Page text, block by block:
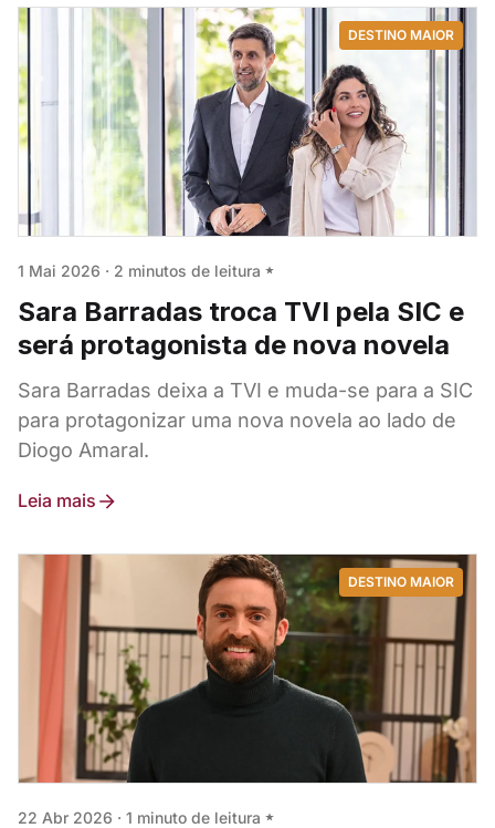
DESTINO MAIOR
1 Mai 2026 · 2 minutos de leitura
Sara Barradas troca TVI pela SIC e
será protagonista de nova novela
Sara Barradas deixa a TVI e muda-se para a SIC
para protagonizar uma nova novela ao lado de
Diogo Amaral.
Leia mais
DESTINO MAIOR
22 Abr 2026 · 1 minuto de leitura